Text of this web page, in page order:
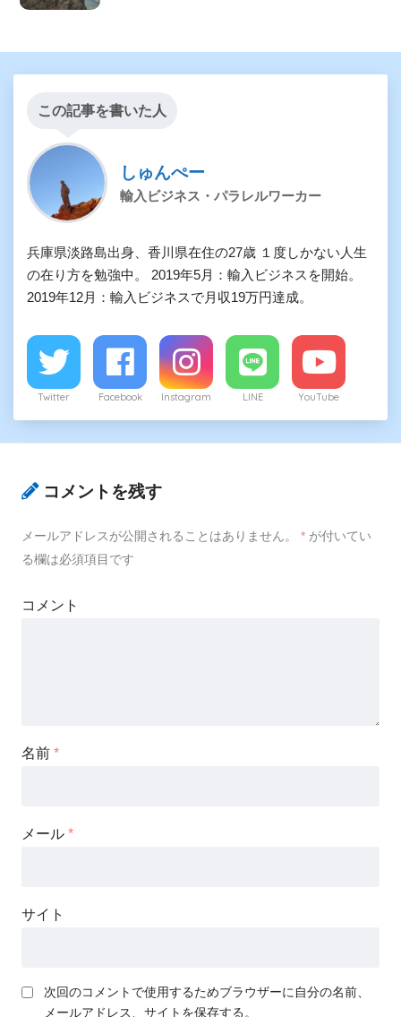
この記事を書いた人
しゅんぺー
輸入ビジネス・パラレルワーカー
兵庫県淡路島出身、香川県在住の27歳 １度しかない人生
の在り方を勉強中。 2019年5月：輸入ビジネスを開始。
2019年12月：輸入ビジネスで月収19万円達成。
Twitter Facebook Instagram LINE YouTube
コメントを残す
メールアドレスが公開されることはありません。 * が付いてい
る欄は必須項目です
コメント
名前 *
メール *
サイト
次回のコメントで使用するためブラウザーに自分の名前、
メールアドレス、サイトを保存する。